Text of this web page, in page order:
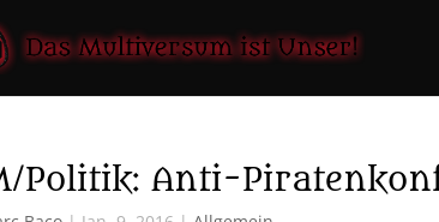
Politik: Anti-